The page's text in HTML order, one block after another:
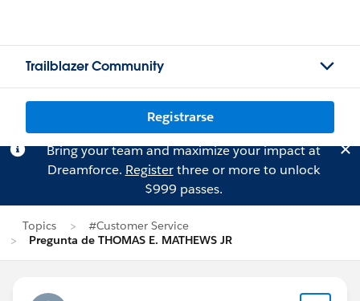
Trailblazer Community
Registrarse
Bring your team and maximize your impact at
Dreamforce. Registerthree or more to unlock
$999 passes.
Topics
#Customer Service
Pregunta de THOMAS E. MATHEWS JR